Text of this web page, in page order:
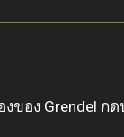
ของ Grendel